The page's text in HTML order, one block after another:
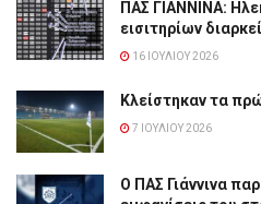
ΠΑΣ ΓΙΑΝΝΙΝΑ:
εισιτηρίων
16 ΙΟΥΛΊΟΥ 2026
Κλείστηκαν τα
7 ΙΟΥΛΊΟΥ 2026
Ο ΠΑΣ Γιάννινα